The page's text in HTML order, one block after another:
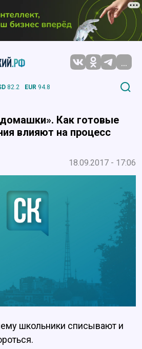
...
82.2 EUR 94.8
Как готовые
влияют на процесс
18.09.2017 - 17:06
школьники списывают и